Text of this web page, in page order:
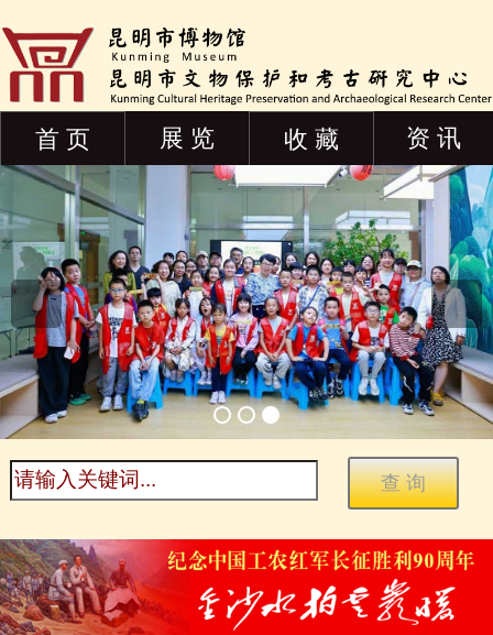
首 页 展 览 收 藏 资 讯